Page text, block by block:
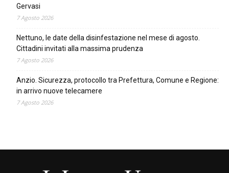
Gervasi
7 Agosto 2026
Nettuno, le date della disinfestazione nel mese di agosto.
Cittadini invitati alla massima prudenza
7 Agosto 2026
Anzio. Sicurezza, protocollo tra Prefettura, Comune e Regione:
in arrivo nuove telecamere
7 Agosto 2026